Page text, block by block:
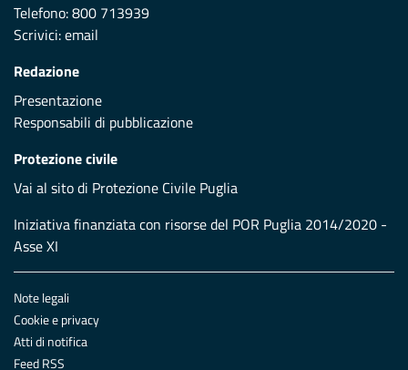
Telefono: 800 713939
Scrivici:email
Redazione
Presentazione
Responsabili di pubblicazione
Protezione civile
Vai al sito di Protezione Civile Puglia
Iniziativa finanziata con risorse del POR Puglia 2014/2020 -
Asse XI
Note legali
Cookie e privacy
Atti di notifica
Feed RSS